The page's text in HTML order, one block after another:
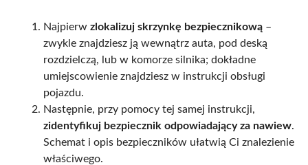
Najpierw zlokalizuj skrzynkę bezpiecznikową –
zwykle znajdziesz ją wewnątrz auta, pod deską
rozdzielczą, lub w komorze silnika; dokładne
umiejscowienie znajdziesz w instrukcji obsługi
pojazdu.
Następnie, przy pomocy tej samej instrukcji,
zidentyfikuj bezpiecznik odpowiadający za nawiew.
Schemat i opis bezpieczników ułatwią Ci znalezienie
właściwego.